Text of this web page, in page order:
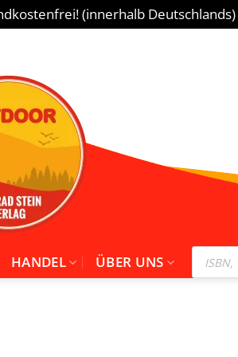
(innerhalb Deutschlands)
HANDEL ÜBER UNS
Products
search